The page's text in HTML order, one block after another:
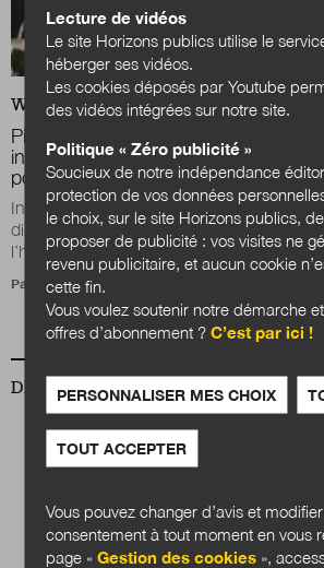
WEB ACTUALITÉS
Pierre Rosanvallon : la légitimité
intercommunalités est à rechercher
post-électorale
Invité aux 11es Universités d’été de
directeurs généraux des communautés de
l’historien Pierre Rosanvallon a...
Par Julien Nessi
DERNIER NUMÉRO
Lecture de vidéos
Le site Horizons publics utilise le
héberger ses vidéos.
Les cookies déposés par Youtube
des vidéos intégrées sur notre site.
Politique « Zéro publicité »
Soucieux de notre indépendance
protection de vos données
le choix, sur le site Horizons publics,
proposer de publicité : vos visites ne
revenu publicitaire, et aucun cookie
cette fin.
Vous voulez soutenir notre démarche
offres d’abonnement ?C’est par ici !
PERSONNALISER MES CHOIX
TOUT ACCEPTER
Vous pouvez changer d’avis et
consentement à tout moment en vous
page «Gestion des cookies »,